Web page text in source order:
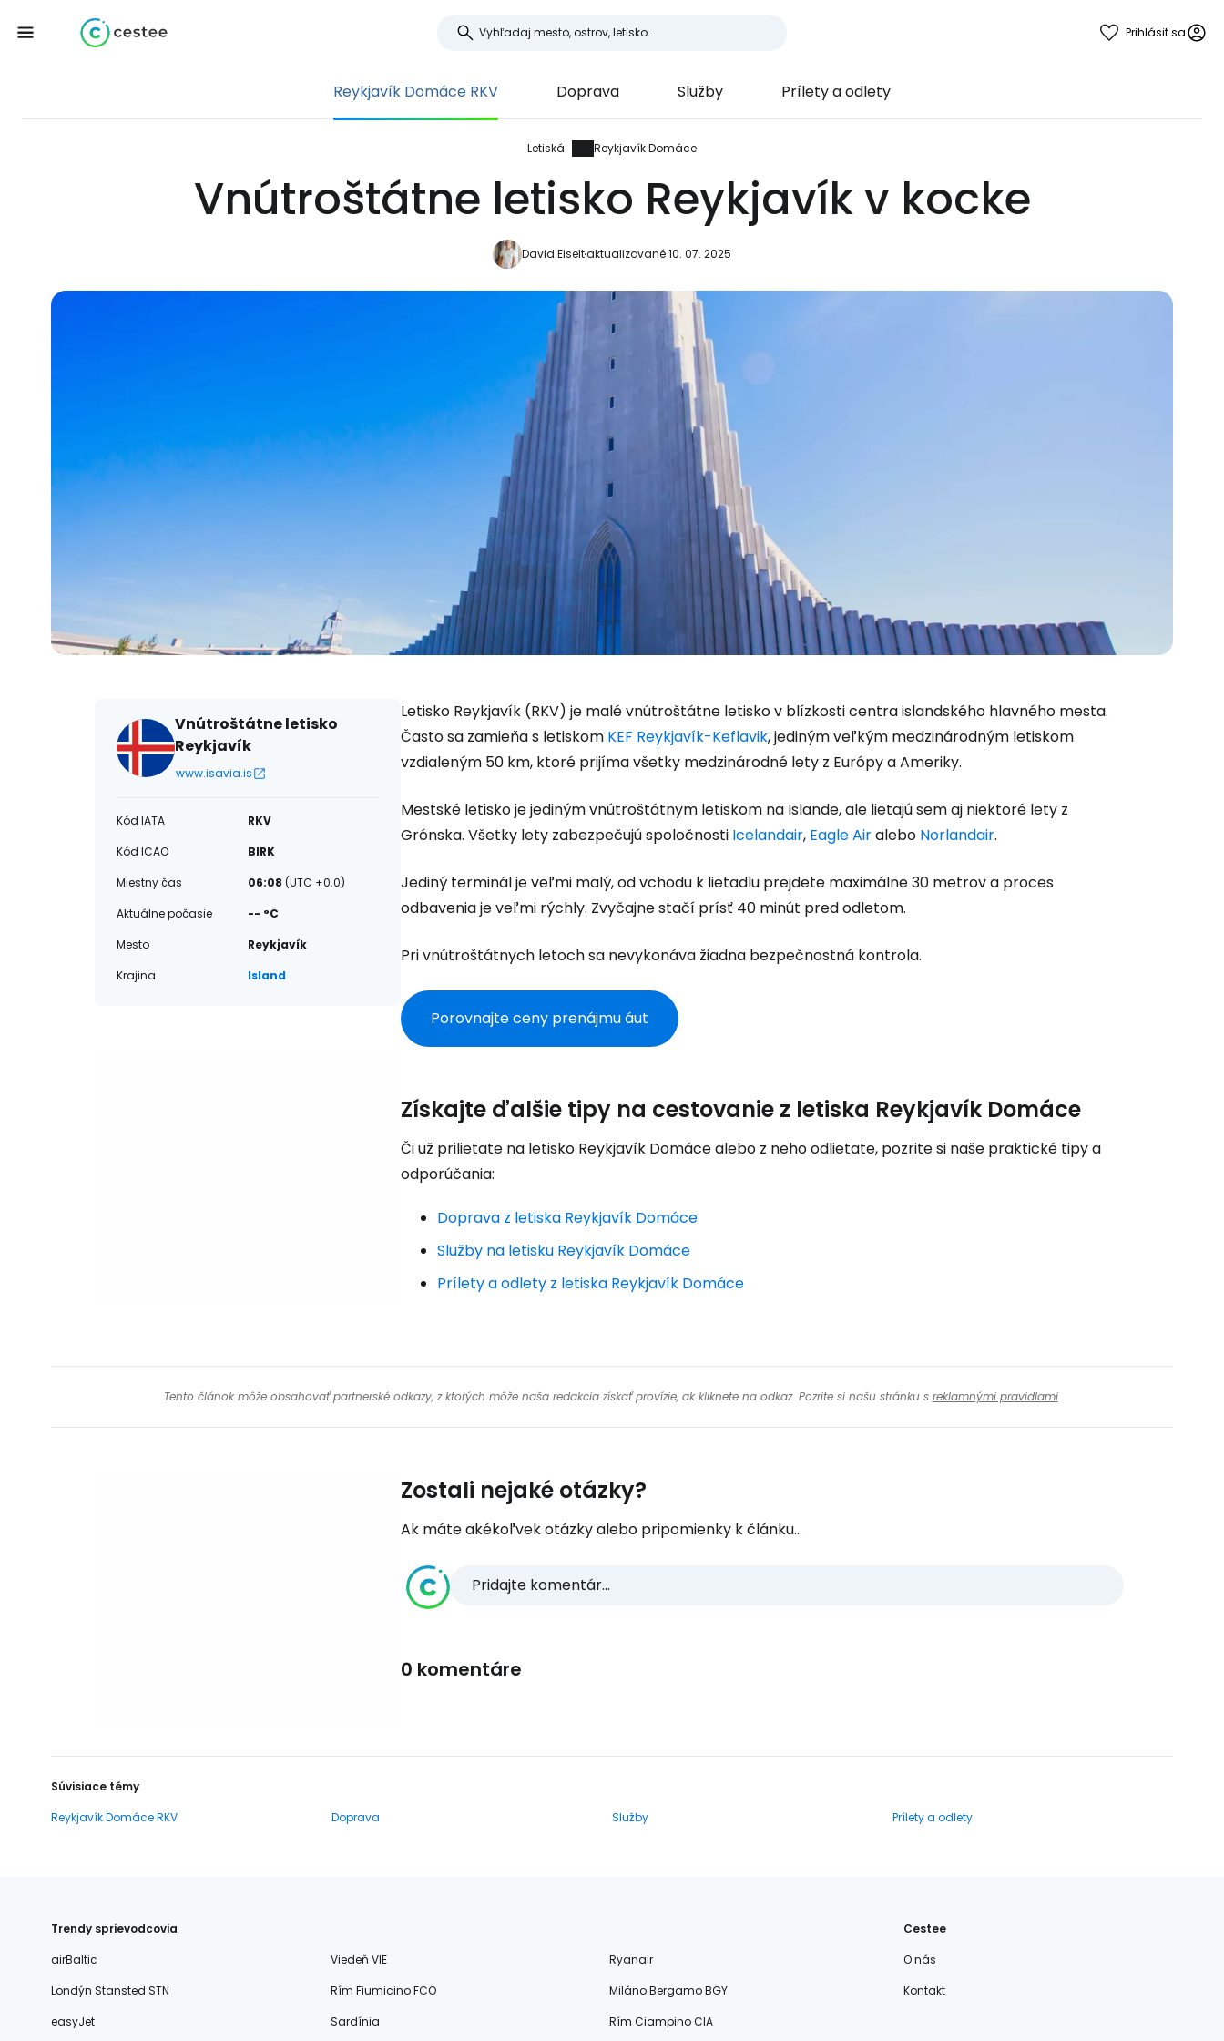
Prihlásiť sa
Reykjavík Domáce RKV Doprava Služby Prílety a odlety
Letiská Reykjavík Domáce
Vnútroštátne letisko Reykjavík v kocke
David Eiseltaktualizované 10. 07. 2025
Vnútroštátne letisko
Reykjavík
www.isavia.is
Kód IATA
RKV
Kód ICAO
BIRK
Miestny čas
06:08 (UTC +0.0)
Aktuálne počasie
-- °C
Mesto
Reykjavík
Krajina
Island
Letisko Reykjavík (RKV) je malé vnútroštátne letisko v blízkosti centra islandského hlavného mesta.
Často sa zamieňa s letiskom KEF Reykjavík-Keflavik, jediným veľkým medzinárodným letiskom
vzdialeným 50 km, ktoré prijíma všetky medzinárodné lety z Európy a Ameriky.
Mestské letisko je jediným vnútroštátnym letiskom na Islande, ale lietajú sem aj niektoré lety z
Grónska. Všetky lety zabezpečujú spoločnosti Icelandair, Eagle Airalebo Norlandair.
Jediný terminál je veľmi malý, od vchodu k lietadlu prejdete maximálne 30 metrov a proces
odbavenia je veľmi rýchly. Zvyčajne stačí prísť 40 minút pred odletom.
Pri vnútroštátnych letoch sa nevykonáva žiadna bezpečnostná kontrola.
Porovnajte ceny prenájmu áut
Získajte ďalšie tipy na cestovanie z letiska Reykjavík Domáce
Či už prilietate na letisko Reykjavík Domáce alebo z neho odlietate, pozrite si naše praktické tipy a
odporúčania:
Doprava z letiska Reykjavík Domáce
Služby na letisku Reykjavík Domáce
Prílety a odlety z letiska Reykjavík Domáce
Tento článok môže obsahovať partnerské odkazy, z ktorých môže naša redakcia získať provízie, ak kliknete na odkaz. Pozrite si našu stránku s reklamnými pravidlami.
Zostali nejaké otázky?
Ak máte akékoľvek otázky alebo pripomienky k článku...
Pridajte komentár...
0 komentáre
Súvisiace témy
Reykjavík Domáce RKV
Doprava Služby Prílety a odlety
Trendy sprievodcovia
airBaltic
Viedeň VIE
Ryanair
Londýn Stansted STN
Rím Fiumicino FCO
Miláno Bergamo BGY
easyJet
Sardínia Rím Ciampino CIA
Cestee
O nás
Kontakt
Prihláste sa do služby
Cestee
... celosvetovej komunity cestovateľov
Pokračovať so službou Google
Pokračovať s e-mailom